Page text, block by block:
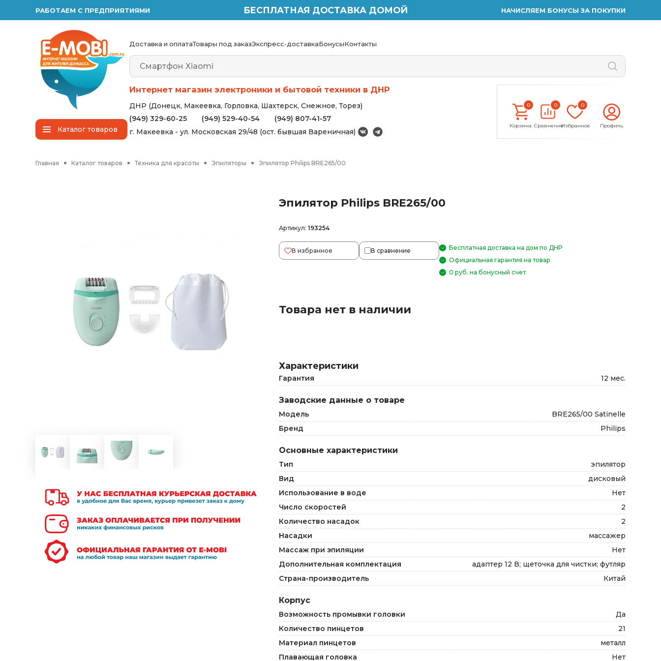
РАБОТАЕМ С ПРЕДПРИЯТИЯМИ БЕСПЛАТНАЯ ДОСТАВКА ДОМОЙ НАЧИСЛЯЕМ БОНУСЫ ЗА ПОКУПКИ
Каталогтоваров
Доставка и оплатаТовары под заказЭкспресс-доставкаБонусыКонтакты
Интернет магазин электроники и бытовой техники в ДНР
ДНР (Донецк, Макеевка, Горловка, Шахтерск, Снежное, Торез)
(949) 329-60-25
(949) 529-40-54
(949) 807-41-57
г. Макеевка - ул. Московская 29/48 (ост. бывшая Вареничная)
0
Корзина
0
Сравнение
0
Избранное Профиль
Главная Каталог товаров Техника для красоты Эпиляторы Эпилятор Philips BRE265/00
Эпилятор Philips BRE265/00
Артикул: 193254
В избранное В сравнение
Бесплатная доставка на дом по ДНР
Официальная гарантия на товар
0 руб. на бонусный счет
Товара нет в наличии
Характеристики
Гарантия 12 мес.
Заводские данные о товаре
Модель
BRE265/00 Satinelle
Бренд
Philips
Основные характеристики
Тип
эпилятор
Вид
дисковый
Использование в воде
Нет
Число скоростей
2
Количество насадок
2
Насадки
массажер
Массаж при эпиляции
Нет
Дополнительная комплектация
адаптер 12 В; щеточка для чистки; футляр
Страна-производитель
Китай
Корпус
Возможность промывки головки
Да
Количество пинцетов
21
Материал пинцетов
металл
Плавающая головка
Нет